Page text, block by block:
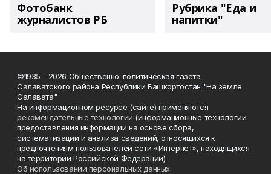
Фотобанк
журналистов РБ
Рубрика "Еда и
напитки"
©1935 - 2026 Общественно-политическая газета
Салаватского района Республики Башкортостан "На земле
Салавата"
На информационном ресурсе (сайте) применяются
рекомендательные технологии (информационные технологии
предоставления информации на основе сбора,
систематизации и анализа сведений, относящихся к
предпочтениям пользователей сети «Интернет», находящихся
на территории Российской Федерации).
Об использовании персональных данных